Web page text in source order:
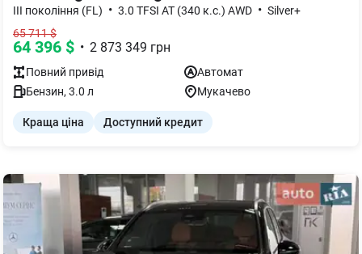
III покоління (FL) • 3.0 TFSI AT (340 к.с.) AWD • Silver+
65 711$
64 396 $ • 2 873 349 грн
Повний привід
Автомат
Бензин, 3.0 л Мукачево
Краща ціна Доступний кредит